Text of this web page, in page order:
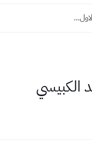
الكبيسي